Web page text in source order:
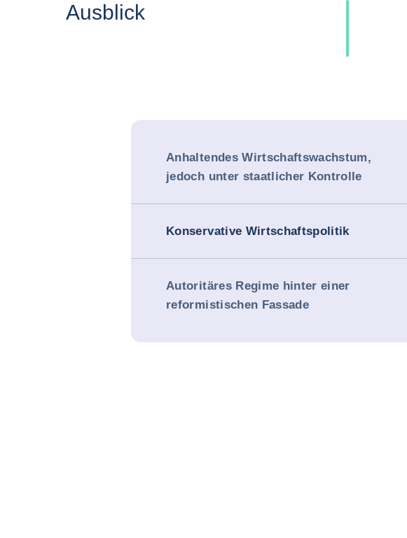
Ausblick
Anhaltendes Wirtschaftswachstum,
jedoch unter staatlicher Kontrolle
Konservative Wirtschaftspolitik
Autoritäres Regime hinter einer
reformistischen Fassade